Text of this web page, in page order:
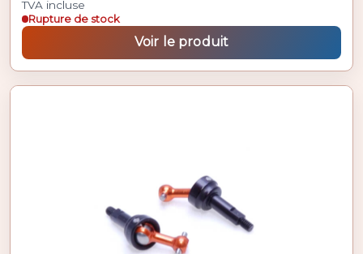
TVA incluse
Rupture de stock
Voir le produit